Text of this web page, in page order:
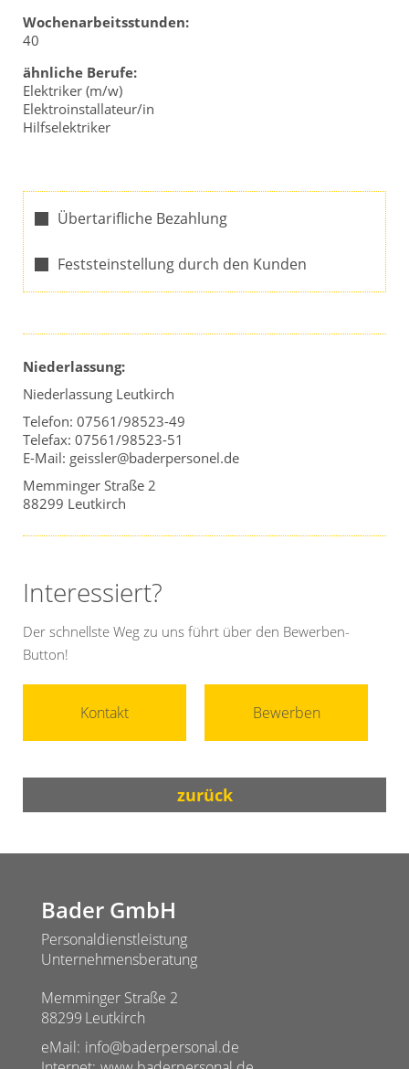
Wochenarbeitsstunden:
40
ähnliche Berufe:
Elektriker (m/w)
Elektroinstallateur/in
Hilfselektriker
Übertarifliche Bezahlung
Feststeinstellung durch den Kunden
Niederlassung:
Niederlassung Leutkirch
Telefon: 07561/98523-49
Telefax: 07561/98523-51
E-Mail: geissler@baderpersonel.de
Memminger Straße 2
88299 Leutkirch
Interessiert?
Der schnellste Weg zu uns führt über den Bewerben-
Button!
Kontakt Bewerben
zurück
Bader GmbH
Personaldienstleistung
Unternehmensberatung
Memminger Straße 2
88299 Leutkirch
eMail: info@baderpersonal.de